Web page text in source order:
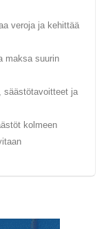
veroja ja kehittää
maksa suurin
säästötavoitteet ja
kolmeen